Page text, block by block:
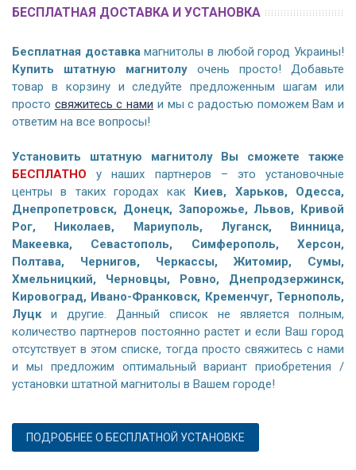
БЕСПЛАТНАЯ ДОСТАВКА И УСТАНОВКА
Бесплатная доставкамагнитолы в любой город Украины!
Купить штатную магнитолу очень просто! Добавьте
товар в корзину и следуйте предложенным шагам или
просто свяжитесь с нами и мы с радостью поможем Вам и
ответим на все вопросы!
Установить штатную магнитолу Вы сможете также
БЕСПЛАТНО у наших партнеров – это установочные
центры в таких городах как
Киев, Харьков, Одесса,
Днепропетровск, Донецк, Запорожье, Львов, Кривой
Рог, Николаев, Мариуполь, Луганск, Винница,
Макеевка, Севастополь, Симферополь, Херсон,
Полтава, Чернигов, Черкассы, Житомир, Сумы,
Хмельницкий, Черновцы, Ровно, Днепродзержинск,
Кировоград, Ивано-Франковск, Кременчуг, Тернополь,
Луцки другие. Данный список не является полным,
количество партнеров постоянно растет и если Ваш город
отсутствует в этом списке, тогда просто свяжитесь с нами
и мы предложим оптимальный вариант приобретения /
установки штатной магнитолы в Вашем городе!
ПОДРОБНЕЕ О БЕСПЛАТНОЙ УСТАНОВКЕ